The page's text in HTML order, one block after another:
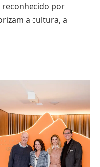
reconhecido por
a cultura, a